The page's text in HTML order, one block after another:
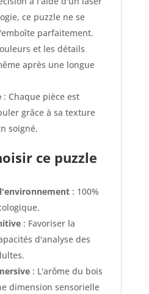
ce puzzle ne se
parfaitement.
et les détails
après une longue
: Chaque pièce est
grâce à sa texture
soigné.
ce puzzle
: 100%
: Favoriser la
d'analyse des
: L'arôme du bois
dimension sensorielle